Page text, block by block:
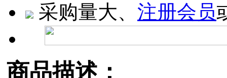
采购量大、 注册会员
商品描述：